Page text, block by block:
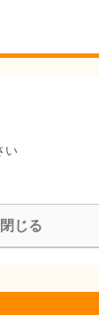
い
閉じる